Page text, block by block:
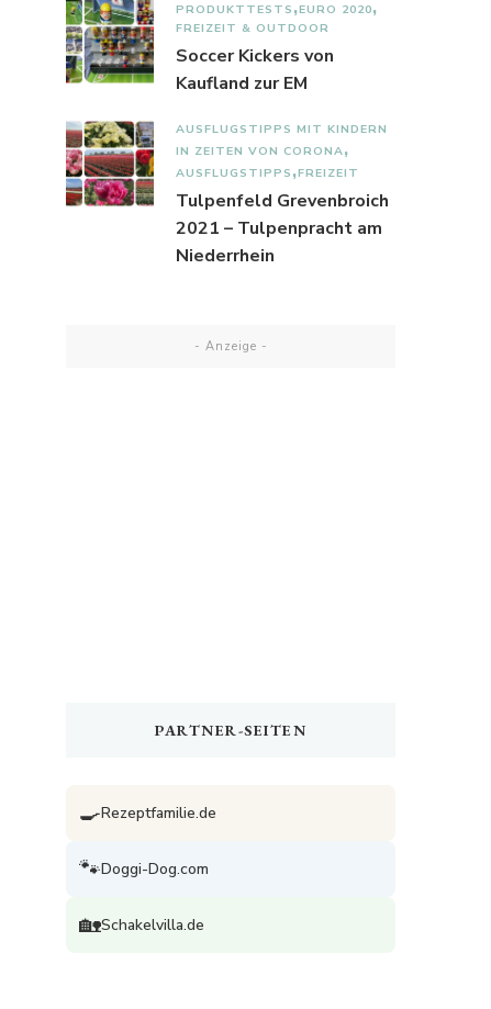
PRODUKTTESTS EURO 2020
FREIZEIT & OUTDOOR
Soccer Kickers von
Kaufland zur EM
AUSFLUGSTIPPS MIT KINDERN
IN ZEITEN VON CORONA
AUSFLUGSTIPPS FREIZEIT
Tulpenfeld Grevenbroich
2021 – Tulpenpracht am
Niederrhein
- Anzeige -
PARTNER-SEITEN
🍳Rezeptfamilie.de
🐾Doggi-Dog.com
🏡Schakelvilla.de